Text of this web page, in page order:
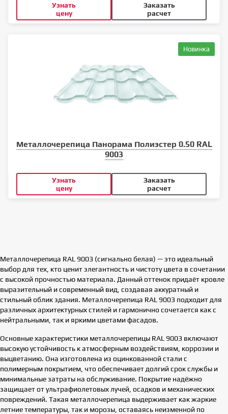
Узнать
цену
Заказать
расчет
Новинка
Металлочерепица Панорама Полиэстер 0.50 RAL
9003
Узнать
цену
Заказать
расчет
Металлочерепица RAL 9003 (сигнально белая) — это идеальный
выбор для тех, кто ценит элегантность и чистоту цвета в сочетании
с высокой прочностью материала. Данный оттенок придаёт кровле
выразительный и современный вид, создавая аккуратный и
стильный облик здания. Металлочерепица RAL 9003 подходит для
различных архитектурных стилей и гармонично сочетается как с
нейтральными, так и яркими цветами фасадов.
Основные характеристики металлочерепицы RAL 9003 включают
высокую устойчивость к атмосферным воздействиям, коррозии и
выцветанию. Она изготовлена из оцинкованной стали с
полимерным покрытием, что обеспечивает долгий срок службы и
минимальные затраты на обслуживание. Покрытие надёжно
защищает от ультрафиолетовых лучей, осадков и механических
повреждений. Такая металлочерепица выдерживает как жаркие
летние температуры, так и морозы, оставаясь неизменной по